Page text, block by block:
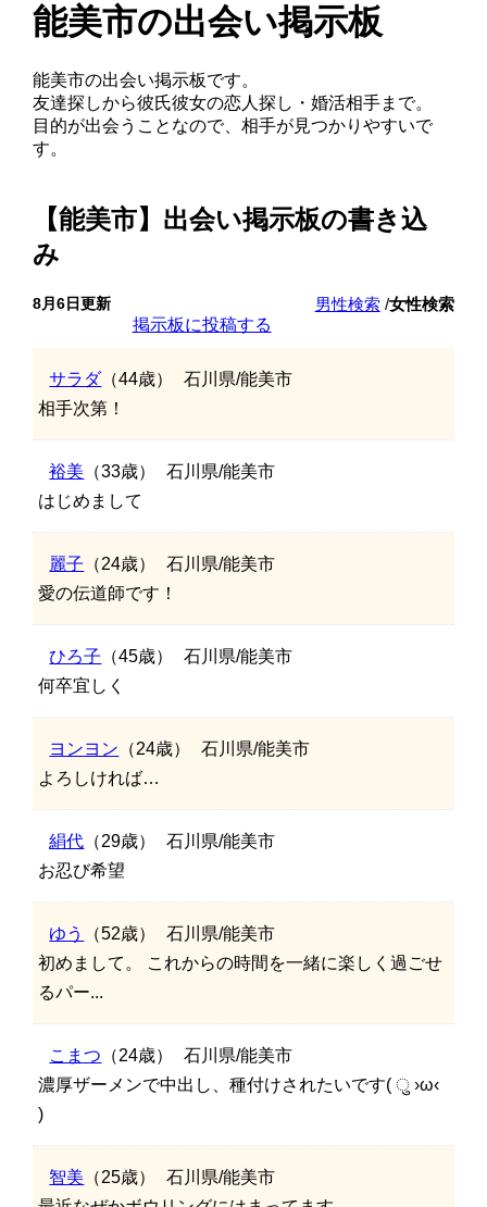
能美市の出会い掲示板
能美市の出会い掲示板です。
友達探しから彼氏彼女の恋人探し・婚活相手まで。
目的が出会うことなので、相手が見つかりやすいで
す。
【能美市】出会い掲示板の書き込
み
8月6日更新 男性検索/女性検索
掲示板に投稿する
サラダ（44歳）
石川県/能美市
相手次第！
裕美 （33歳）
石川県/能美市
はじめまして
麗子 （24歳）
石川県/能美市
愛の伝道師です！
ひろ子 （45歳）
石川県/能美市
何卒宜しく
ヨンヨン （24歳）
石川県/能美市
よろしければ…
絹代 （29歳）
石川県/能美市
お忍び希望
ゆう （52歳）
石川県/能美市
初めまして。 これからの時間を一緒に楽しく過ごせ
るパー...
こまつ （24歳）
石川県/能美市
濃厚ザーメンで中出し、種付けされたいです( ु ›ω‹
)
智美 （25歳）
石川県/能美市